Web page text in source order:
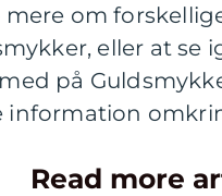
om
eller at se
på
information
Read more